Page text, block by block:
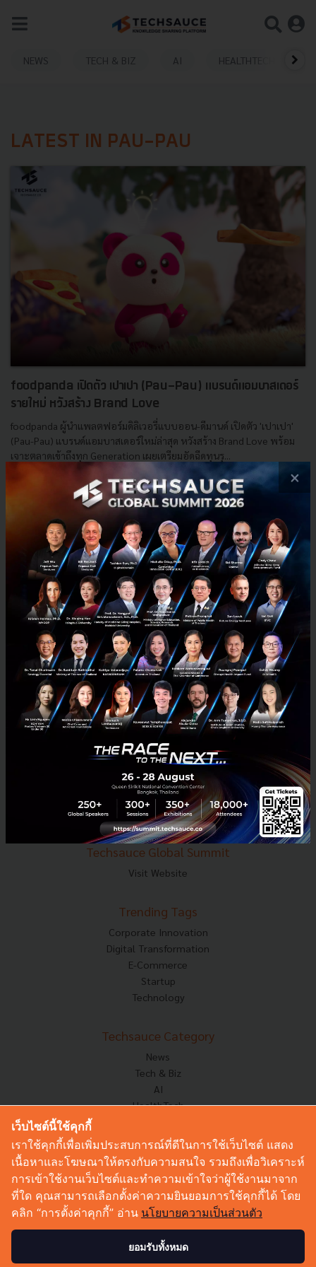
NEWS TECH & BIZ AI HEALTHTECH
LATEST IN PAU-PAU
foodpanda เปิดตัว เปาเปา (Pau-Pau) แบรนด์แอมบาสเดอร์
รายใหม่ หวังสร้าง Brand Love
foodpanda ผู้นำแพลตฟอร์มดิลิเวอรี่แบบออน-ดีมานด์ เปิดตัว 'เปาเปา'
(Pau-Pau) แบรนด์แอมบาสเดอร์ใหม่ล่าสุด หวังสร้าง Brand Love พร้อม
เจาะตลาดเข้าถึงทุก Generation เผยเตรียมอัดฉีดทุนรุ...
| ByTechsauce Team
Pau-Pau foodpanda food-delivery
E-mail :contact@techsauce.co
Tel : 02-001-5375
Mobile : 06-4658-9500
Techsauce Media
About Techsauce
Techsauce Services
Privacy Policy
ส่งบทความ
Techsauce Global Summit
Visit Website
Trending Tags
Corporate Innovation
Digital Transformation
E-Commerce
Startup
Technology
Techsauce Category
News
Tech & Biz
AI
HealthTech
Corp Innov
Saucy Thoughts
Sustainable
Videos
Podcast
×
เว็บไซต์นี้ใช้คุกกี้
เราใช้คุกกี้เพื่อเพิ่มประสบการณ์ที่ดีในการใช้เว็บไซต์ แสดง
เนื้อหาและโฆษณาให้ตรงกับความสนใจ รวมถึงเพื่อวิเคราะห์
การเข้าใช้งานเว็บไซต์และทำความเข้าใจว่าผู้ใช้งานมาจาก
ที่ใด คุณสามารถเลือกตั้งค่าความยินยอมการใช้คุกกี้ได้ โดย
คลิก “การตั้งค่าคุกกี้” อ่าน นโยบายความเป็นส่วนตัว
ยอมรับทั้งหมด